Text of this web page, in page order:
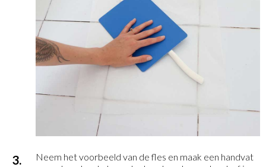
Neem het voorbeeld van de fles en maak een handvat